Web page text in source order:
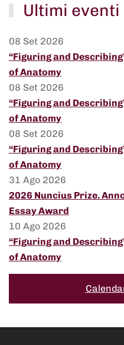
Ultimi eventi
08 Set 2026
“Figuring and
of Anatomy
08 Set 2026
“Figuring and
of Anatomy
08 Set 2026
“Figuring and
of Anatomy
31 Ago 2026
2026 Nuncius Prize.
Essay Award
10 Ago 2026
“Figuring and
of Anatomy